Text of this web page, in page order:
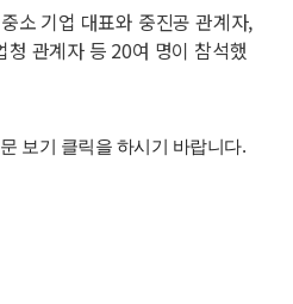
소 기업 대표와 중진공 관계자,
청 관계자 등 20여 명이 참석했
보기 클릭을 하시기 바랍니다.